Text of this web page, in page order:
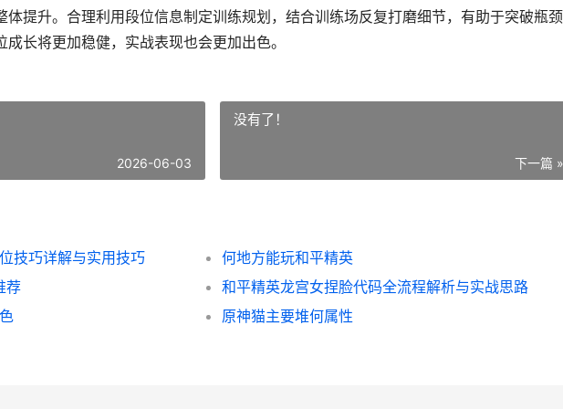
体提升。合理利用段位信息制定训练规划，结合训练场反复打磨细节，有助于突破瓶
长将更加稳健，实战表现也会更加出色。
2026-06-03
没有了！
下一篇 »
技巧详解与实用技巧
何地方能玩和平精英
荐
和平精英龙宫女捏脸代码全流程解析与实战思路
原神猫主要堆何属性